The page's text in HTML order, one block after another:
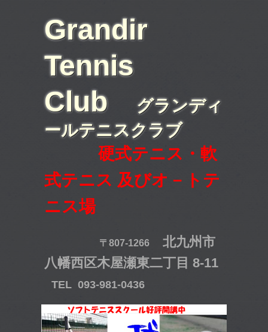
Grandir
Tennis
Club
グランディ
ールテニスクラブ
硬式テニス・軟
式テニス 及びオ－トテ
ニス場
〒807-1266
北九州市
八幡西区木屋瀬東二丁目 8-11
TEL 093-981-0436